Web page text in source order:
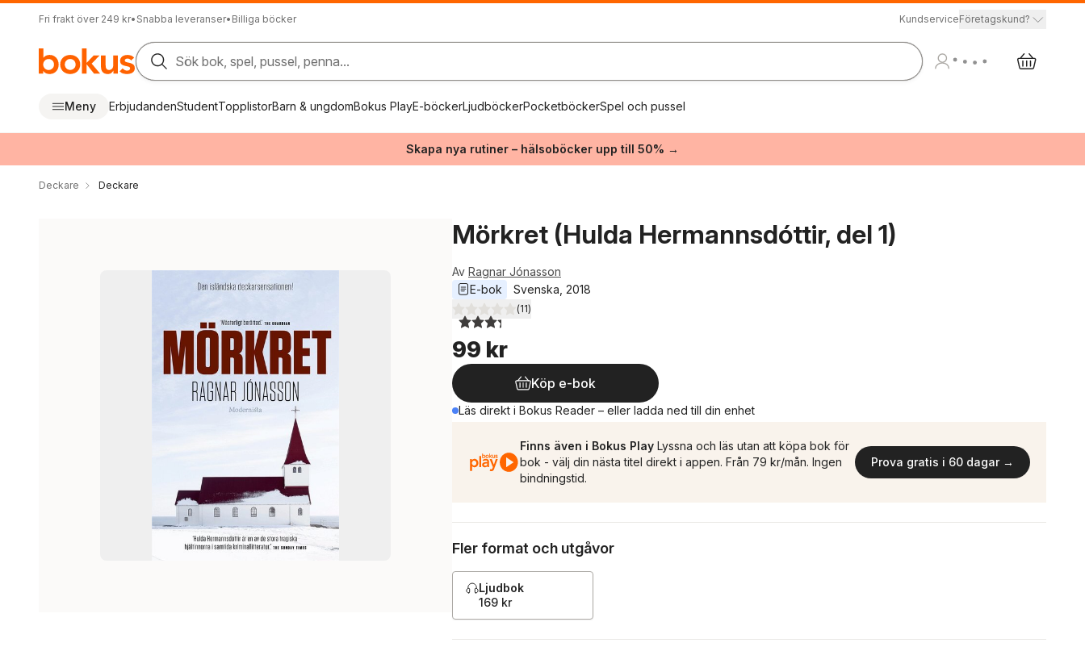
Fri frakt över 249 kr• Snabba leveranser• Billiga böcker KundserviceFöretagskund?
Sök bok, spel, pussel, penna...
Meny ErbjudandenStudentTopplistorBarn & ungdomBokus PlayE-böckerLjudböckerPocketböckerSpel och pussel
Skapa nya rutiner – hälsoböcker upp till 50% →
Deckare Deckare
Mörkret (Hulda Hermannsdóttir, del 1)
Av Ragnar Jónasson
E-bok
Svenska 2018
3,3utav 5 stjärnor. Totalt antal röster:
(11)
99 kr
Köp e-bok
Läs direkt i Bokus Reader – eller ladda ned till din enhet
Finns även i Bokus Play Lyssna och läs utan att köpa bok för
bok - välj din nästa titel direkt i appen. Från 79 kr/mån. Ingen
bindningstid.
Prova gratis i 60 dagar →
Fler format och utgåvor
Ljudbok
169 kr